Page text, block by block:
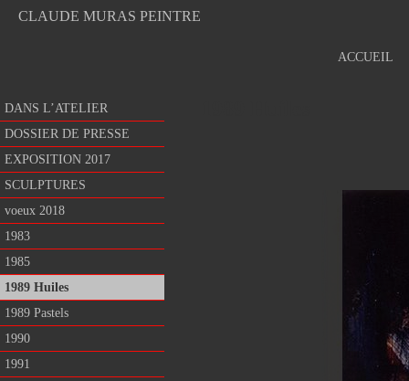
CLAUDE MURAS PEINTRE
ACCUEIL
DANS L’ATELIER
DOSSIER DE PRESSE
EXPOSITION 2017
SCULPTURES
voeux 2018
1983
1985
1989 Huiles
1989 Pastels
1990
1991